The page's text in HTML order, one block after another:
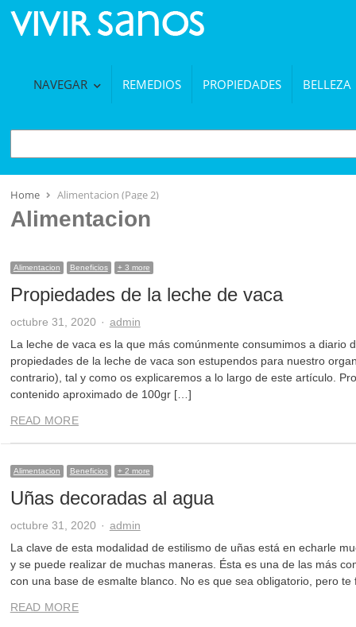
NAVEGAR REMEDIOS PROPIEDADES BELLEZA
BUSCAR
Home Alimentacion (Page 2)
Alimentacion
Alimentacion Beneficios + 3 more
Propiedades de la leche de vaca
octubre 31, 2020 Author
admin
La leche de vaca es la que más comúnmente consumimos a diario
propiedades de la leche de vaca son estupendos para nuestro
contrario), tal y como os explicaremos a lo largo de este artículo.
contenido aproximado de 100gr […]
READ MORE
Alimentacion Beneficios + 2 more
Uñas decoradas al agua
octubre 31, 2020 Author
admin
La clave de esta modalidad de estilismo de uñas está en echarle
y se puede realizar de muchas maneras. Ésta es una de las más
con una base de esmalte blanco. No es que sea obligatorio, pero
READ MORE